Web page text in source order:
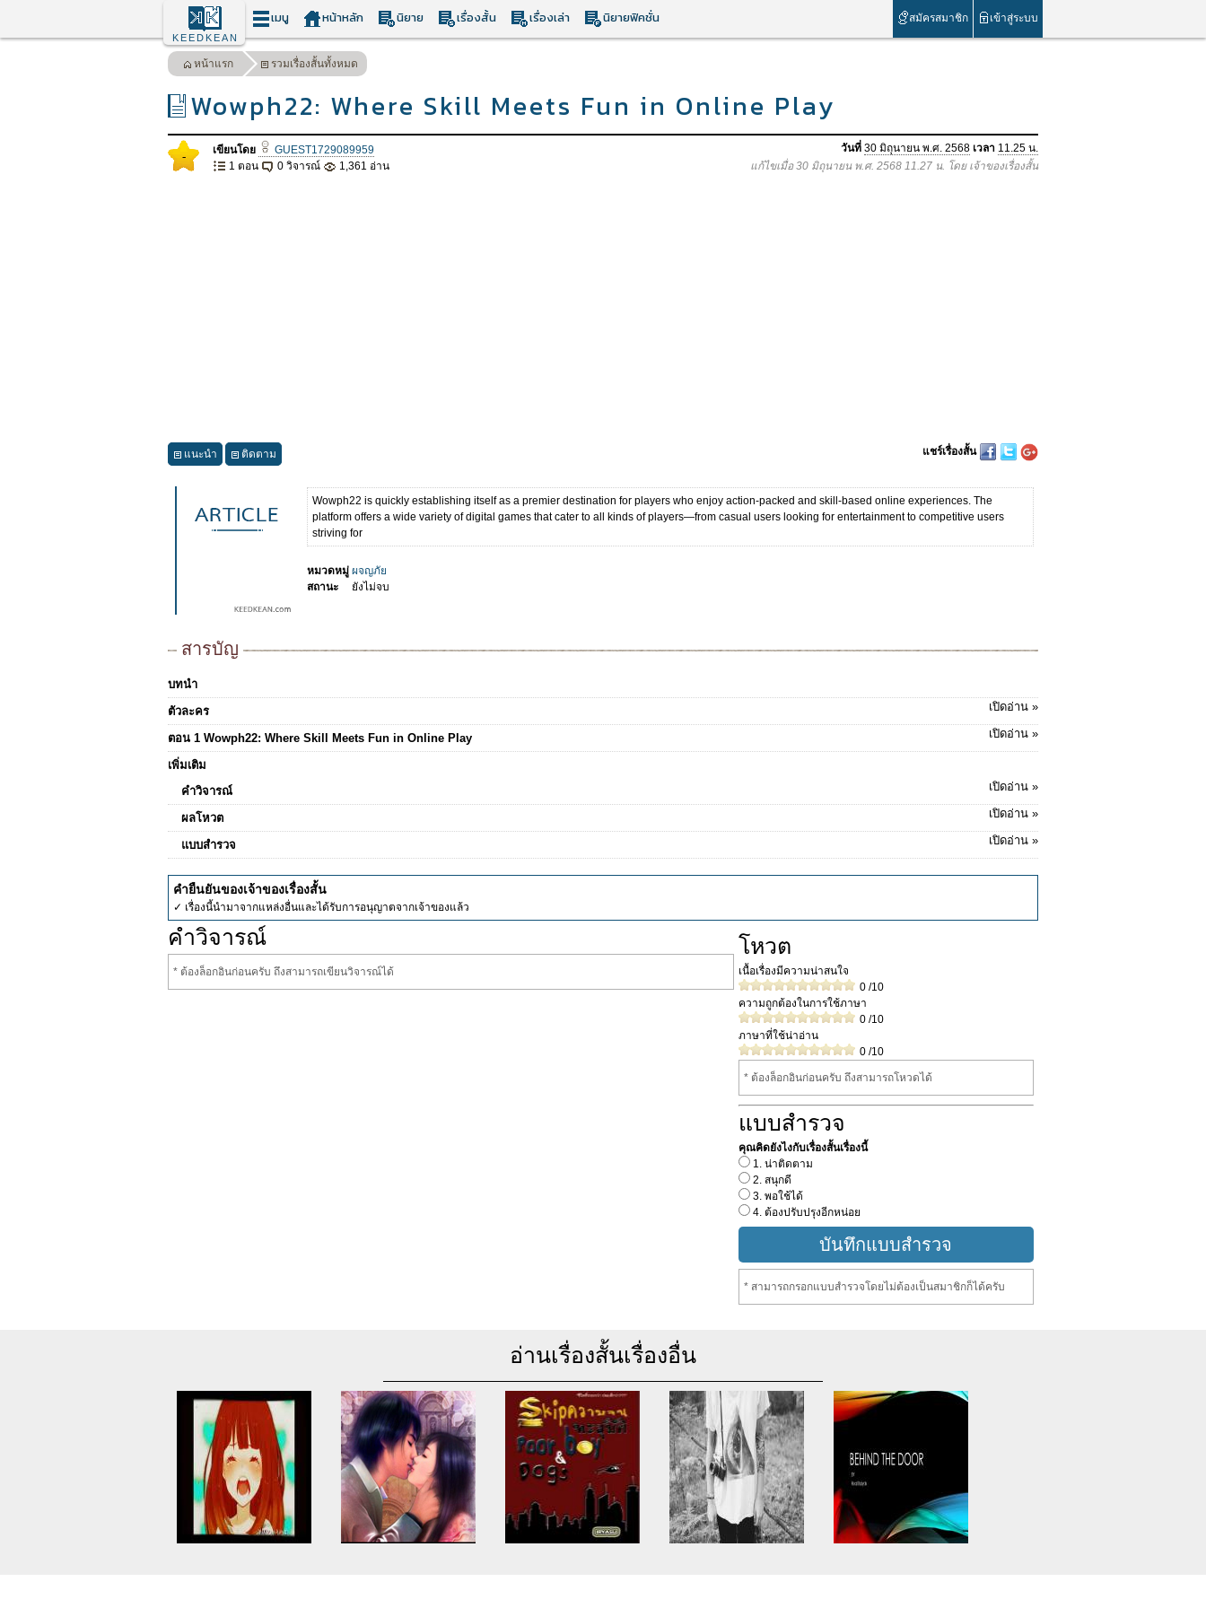
KEEDKEAN
เมนู หน้าหลัก นิยาย เรื่องสั้น เรื่องเล่า นิยายฟิคชั่น สมัครสมาชิก เข้าสู่ระบบ
หน้าแรก รวมเรื่องสั้นทั้งหมด
Wowph22: Where Skill Meets Fun in Online Play
- เขียนโดย GUEST1729089959 วันที่ 30 มิถุนายน พ.ศ. 2568 เวลา 11.25 น.
1 ตอน
0 วิจารณ์ 1,361 อ่าน แก้ไขเมื่อ 30 มิถุนายน พ.ศ. 2568 11.27 น. โดย เจ้าของเรื่องสั้น
แนะนำ ติดตาม แชร์เรื่องสั้น
Wowph22 is quickly establishing itself as a premier destination for players who enjoy action-packed and skill-based online experiences. The
platform offers a wide variety of digital games that cater to all kinds of players—from casual users looking for entertainment to competitive users
striving for
หมวดหมู่ ผจญภัย
สถานะ
ยังไม่จบ
สารบัญ
บทนำ
ตัวละคร
เปิดอ่าน »
ตอน 1 Wowph22: Where Skill Meets Fun in Online Play เปิดอ่าน »
เพิ่มเติม
คำวิจารณ์
เปิดอ่าน »
ผลโหวต เปิดอ่าน »
แบบสำรวจ เปิดอ่าน »
คำยืนยันของเจ้าของเรื่องสั้น
✓ เรื่องนี้นำมาจากแหล่งอื่นและได้รับการอนุญาตจากเจ้าของแล้ว
คำวิจารณ์
* ต้องล็อกอินก่อนครับ ถึงสามารถเขียนวิจารณ์ได้
โหวต
เนื้อเรื่องมีความน่าสนใจ
0/10
ความถูกต้องในการใช้ภาษา
0/10
ภาษาที่ใช้น่าอ่าน
0/10
* ต้องล็อกอินก่อนครับ ถึงสามารถโหวดได้
แบบสำรวจ
คุณคิดยังไงกับเรื่องสั้นเรื่องนี้
1. น่าติดตาม
2. สนุกดี
3. พอใช้ได้
4. ต้องปรับปรุงอีกหน่อย
* สามารถกรอกแบบสำรวจโดยไม่ต้องเป็นสมาชิกก็ได้ครับ
อ่านเรื่องสั้นเรื่องอื่น